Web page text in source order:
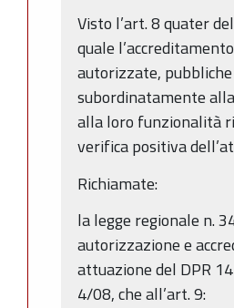
Visto l’art. 8 quater
quale
autorizzate,
subordinatamente
alla loro funzionalità
verifica positiva
Richiamate:
la legge regionale n.
autorizzazione e
attuazione del DPR
4/08, che all’art. 9: